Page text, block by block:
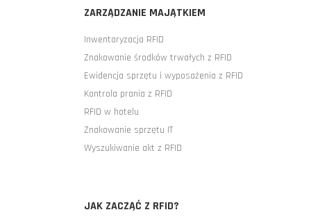
ZARZĄDZANIE MAJĄTKIEM
Inwentaryzacja RFID
Znakowanie środków trwałych z RFID
Ewidencja sprzętu i wyposażenia z RFID
Kontrola prania z RFID
RFID w hotelu
Znakowanie sprzętu IT
Wyszukiwanie akt z RFID
JAK ZACZĄĆ Z RFID?